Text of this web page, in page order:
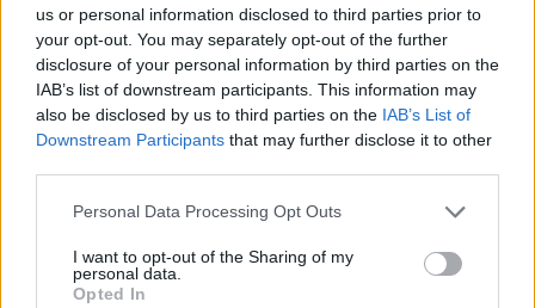
us or personal information disclosed to third parties prior to
your opt-out. You may separately opt-out of the further
disclosure of your personal information by third parties on the
IAB’s list of downstream participants. This information may
also be disclosed by us to third parties on the IAB’s List of
Downstream Participants that may further disclose it to other
Personal Data Processing Opt Outs
I want to opt-out of the Sharing of my
personal data.
Opted In
EΠΙΣΤΗΜΟΝΙΚΆ
ΙΣΤΟΡΊΕΣ ΥΓΕΊΑΣ
Η Ντόρα Μπακογιάννη
ανακοίνωσε ότι έχει πολλαπλούν
μυέλωμα: «Δεν είναι εύκολο ν’
ακούς ότι έχεις καρκίνο»
18 Οκτωβρίου 2021